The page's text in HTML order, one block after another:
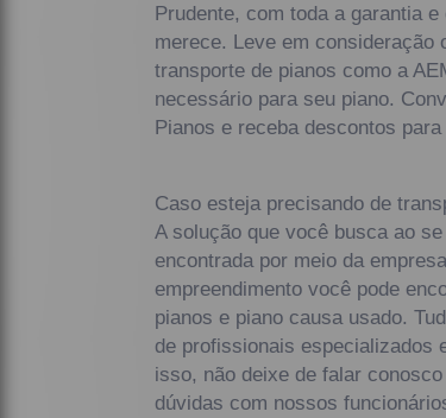
Prudente, com toda a garantia
merece. Leve em
transporte de pianos como a
necessário para seu piano.
Pianos e receba descontos
Caso esteja precisando de
A solução que você busca ao
encontrada por meio da
empreendimento você pode
pianos e piano causa usado.
de profissionais especializados
isso, não deixe de falar
dúvidas com nossos